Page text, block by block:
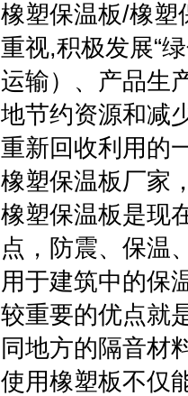
橡塑保温板/橡塑
重视,积极发展“
运输）、产品生
地节约资源和减
重新回收利用的
橡塑保温板厂家
橡塑保温板是现
点，防震、保温
用于建筑中的保
较重要的优点就
同地方的隔音材
使用橡塑板不仅